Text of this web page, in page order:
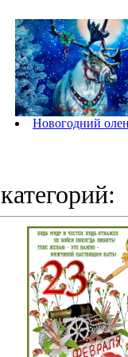
Новогодний